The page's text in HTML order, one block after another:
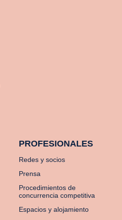
PROFESIONALES
Redes y socios
Prensa
Procedimientos de
concurrencia competitiva
Espacios y alojamiento